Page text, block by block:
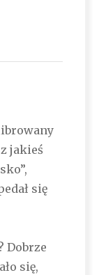
jakieś
się
Dobrze
się,